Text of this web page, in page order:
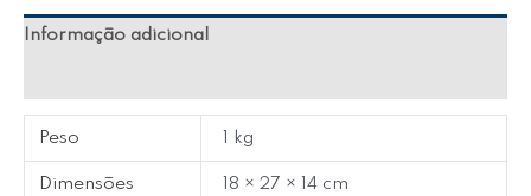
Informação adicional
Peso 1 kg
Dimensões 18 × 27 × 14 cm